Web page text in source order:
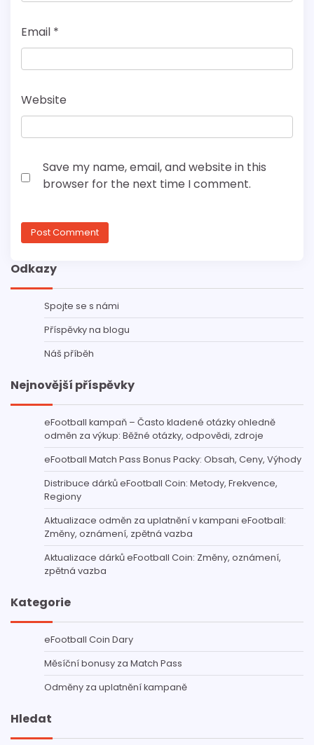
Email *
Website
Save my name, email, and website in this
browser for the next time I comment.
Odkazy
Spojte se s námi
Příspěvky na blogu
Náš příběh
Nejnovější příspěvky
eFootball kampaň – Často kladené otázky ohledně
odměn za výkup: Běžné otázky, odpovědi, zdroje
eFootball Match Pass Bonus Packy: Obsah, Ceny, Výhody
Distribuce dárků eFootball Coin: Metody, Frekvence,
Regiony
Aktualizace odměn za uplatnění v kampani eFootball:
Změny, oznámení, zpětná vazba
Aktualizace dárků eFootball Coin: Změny, oznámení,
zpětná vazba
Kategorie
eFootball Coin Dary
Měsíční bonusy za Match Pass
Odměny za uplatnění kampaně
Hledat